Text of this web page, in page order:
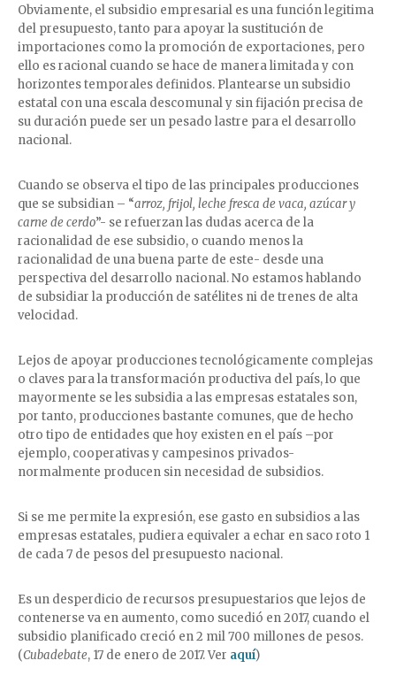
Obviamente, el subsidio empresarial es una función legitima
del presupuesto, tanto para apoyar la sustitución de
importaciones como la promoción de exportaciones, pero
ello es racional cuando se hace de manera limitada y con
horizontes temporales definidos. Plantearse un subsidio
estatal con una escala descomunal y sin fijación precisa de
su duración puede ser un pesado lastre para el desarrollo
nacional.
Cuando se observa el tipo de las principales producciones
que se subsidian – “arroz, frijol, leche fresca de vaca, azúcar y
carne de cerdo”- se refuerzan las dudas acerca de la
racionalidad de ese subsidio, o cuando menos la
racionalidad de una buena parte de este- desde una
perspectiva del desarrollo nacional. No estamos hablando
de subsidiar la producción de satélites ni de trenes de alta
velocidad.
Lejos de apoyar producciones tecnológicamente complejas
o claves para la transformación productiva del país, lo que
mayormente se les subsidia a las empresas estatales son,
por tanto, producciones bastante comunes, que de hecho
otro tipo de entidades que hoy existen en el país –por
ejemplo, cooperativas y campesinos privados-
normalmente producen sin necesidad de subsidios.
Si se me permite la expresión, ese gasto en subsidios a las
empresas estatales, pudiera equivaler a echar en saco roto 1
de cada 7 de pesos del presupuesto nacional.
Es un desperdicio de recursos presupuestarios que lejos de
contenerse va en aumento, como sucedió en 2017, cuando el
subsidio planificado creció en 2 mil 700 millones de pesos.
(Cubadebate, 17 de enero de 2017. Ver aquí)